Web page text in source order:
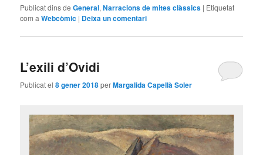
Publicat dins de General,Narracions de mites clàssics | Etiquetat
com a Webcòmic | Deixa un comentari
L’exili d’Ovidi
Publicat el8 gener 2018perMargalida Capellà Soler